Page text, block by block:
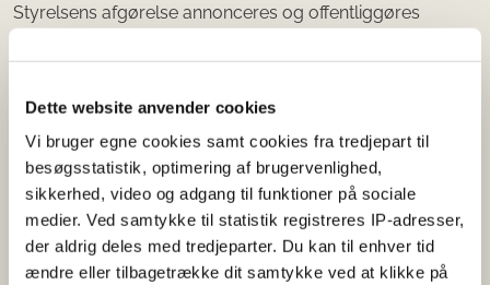
Dette website anvender cookies
Vi bruger egne cookies samt cookies fra tredjepart til
besøgsstatistik, optimering af brugervenlighed,
sikkerhed, video og adgang til funktioner på sociale
medier. Ved samtykke til statistik registreres IP-adresser,
der aldrig deles med tredjeparter. Du kan til enhver tid
ændre eller tilbagetrække dit samtykke ved at klikke på
Styrelsens afgørelse annonceres og offentliggøres
åbenhed i styrelsens sagsbehandling, og at henvendelser
Offentligheden har adgang til sagens øvrige oplysninger
med de begrænsninger, der følger af lovgivningen.
Klagevejledning
Klagevejledningen fremgår af selve afgørelsen. En